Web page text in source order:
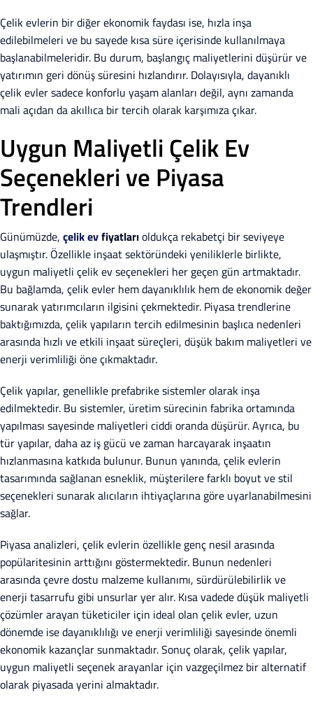
Çelik evlerin bir diğer ekonomik faydası ise, hızla inşa
edilebilmeleri ve bu sayede kısa süre içerisinde kullanılmaya
başlanabilmeleridir. Bu durum, başlangıç maliyetlerini düşürür ve
yatırımın geri dönüş süresini hızlandırır. Dolayısıyla, dayanıklı
çelik evler sadece konforlu yaşam alanları değil, aynı zamanda
mali açıdan da akıllıca bir tercih olarak karşımıza çıkar.
Uygun Maliyetli Çelik Ev
Seçenekleri ve Piyasa
Trendleri
Günümüzde, çelik evfiyatlarıoldukça rekabetçi bir seviyeye
ulaşmıştır. Özellikle inşaat sektöründeki yeniliklerle birlikte,
uygun maliyetli çelik ev seçenekleri her geçen gün artmaktadır.
Bu bağlamda, çelik evler hem dayanıklılık hem de ekonomik değer
sunarak yatırımcıların ilgisini çekmektedir. Piyasa trendlerine
baktığımızda, çelik yapıların tercih edilmesinin başlıca nedenleri
arasında hızlı ve etkili inşaat süreçleri, düşük bakım maliyetleri ve
enerji verimliliği öne çıkmaktadır.
Çelik yapılar, genellikle prefabrike sistemler olarak inşa
edilmektedir. Bu sistemler, üretim sürecinin fabrika ortamında
yapılması sayesinde maliyetleri ciddi oranda düşürür. Ayrıca, bu
tür yapılar, daha az iş gücü ve zaman harcayarak inşaatın
hızlanmasına katkıda bulunur. Bunun yanında, çelik evlerin
tasarımında sağlanan esneklik, müşterilere farklı boyut ve stil
seçenekleri sunarak alıcıların ihtiyaçlarına göre uyarlanabilmesini
sağlar.
Piyasa analizleri, çelik evlerin özellikle genç nesil arasında
popülaritesinin arttığını göstermektedir. Bunun nedenleri
arasında çevre dostu malzeme kullanımı, sürdürülebilirlik ve
enerji tasarrufu gibi unsurlar yer alır. Kısa vadede düşük maliyetli
çözümler arayan tüketiciler için ideal olan çelik evler, uzun
dönemde ise dayanıklılığı ve enerji verimliliği sayesinde önemli
ekonomik kazançlar sunmaktadır. Sonuç olarak, çelik yapılar,
uygun maliyetli seçenek arayanlar için vazgeçilmez bir alternatif
olarak piyasada yerini almaktadır.